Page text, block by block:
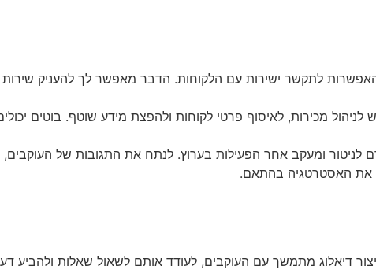
לתקשר ישירות עם הלקוחות. הדבר מאפשר לך להעניק
מכירות, לאיסוף פרטי לקוחות ולהפצת מידע שוטף. בוטים
ומעקב אחר הפעילות בערוץ. לנתח את התגובות של העוקבים,
את האסטרטגיה בהתאם.
דיאלוג מתמשך עם העוקבים, לעודד אותם לשאול שאלות ולהביע